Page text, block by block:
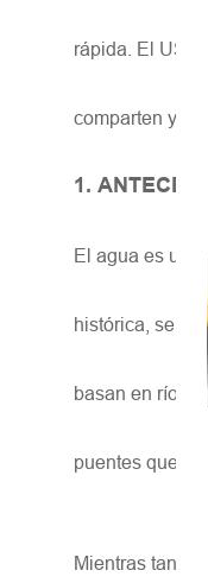
rápida. El USV
comparten y
1.
El agua es un
histórica, se
basan en ríos,
puentes que
Mientras tanto,